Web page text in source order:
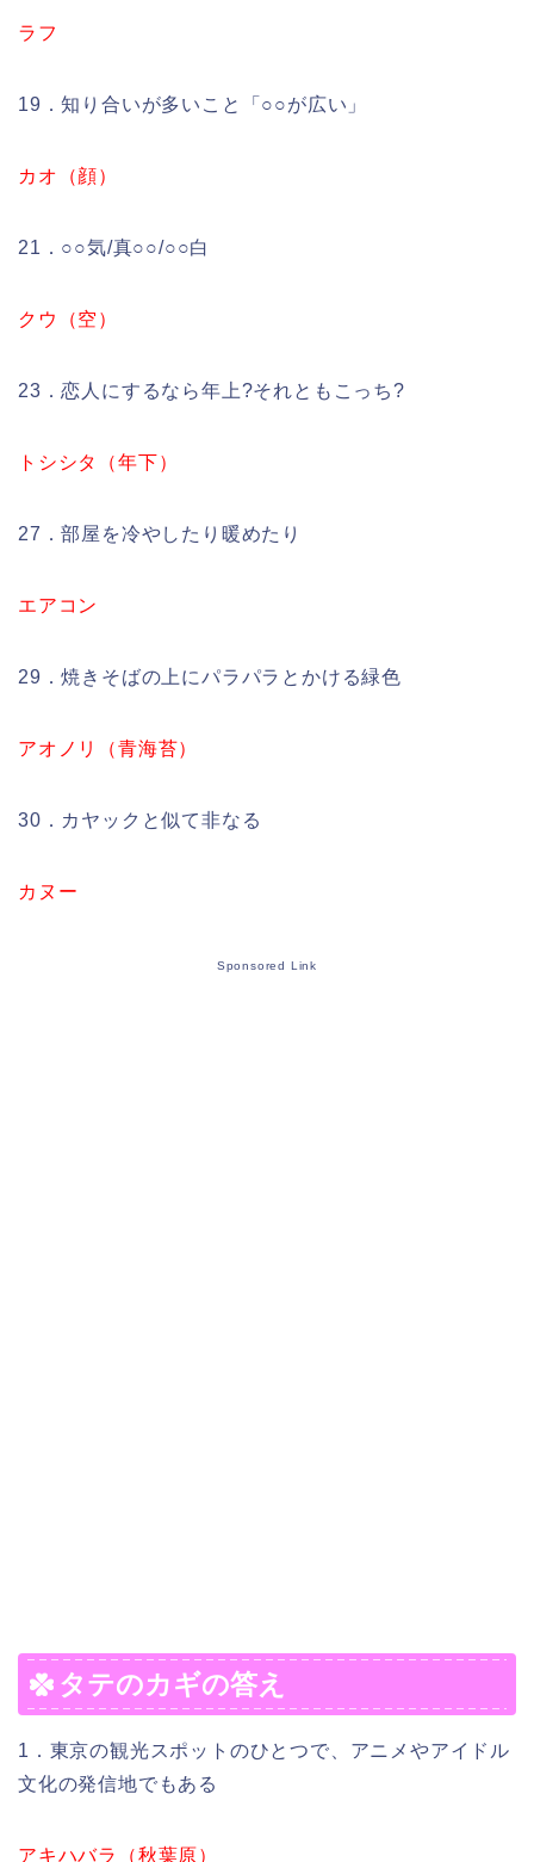
ラフ
19．知り合いが多いこと「○○が広い」
カオ（顔）
21．○○気/真○○/○○白
クウ（空）
23．恋人にするなら年上?それともこっち?
トシシタ（年下）
27．部屋を冷やしたり暖めたり
エアコン
29．焼きそばの上にパラパラとかける緑色
アオノリ（青海苔）
30．カヤックと似て非なる
カヌー
Sponsored Link
タテのカギの答え
1．東京の観光スポットのひとつで、アニメやアイドル
文化の発信地でもある
アキハバラ（秋葉原）